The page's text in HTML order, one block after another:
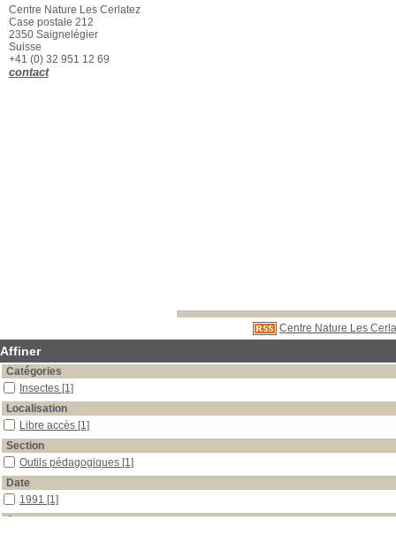
Centre Nature Les
Centre Nature Les Cerlatez
Case postale 212
2350 Saignelégier
Suisse
+41 (0) 32 951 12 69
contact
Affiner
Catégories
Insectes [1]
Localisation
Libre accès [1]
Section
Outils pédagogiques [1]
Date
1991 [1]
Auteur